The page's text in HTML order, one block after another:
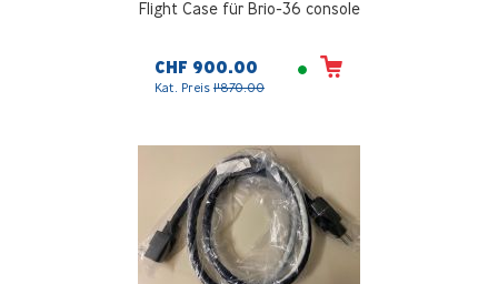
Flight Case für Brio-36 console
CHF 900.00
Kat. Preis 1'870.00